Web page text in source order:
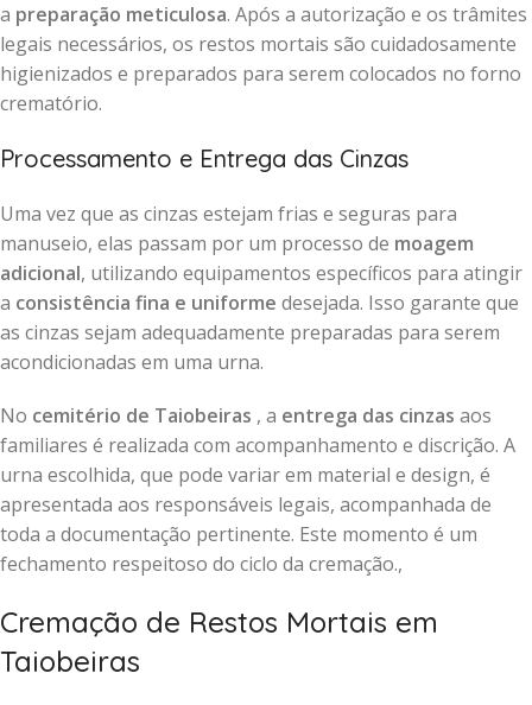
a preparação meticulosa. Após a autorização e os trâmites
legais necessários, os restos mortais são cuidadosamente
higienizados e preparados para serem colocados no forno
crematório.
Processamento e Entrega das Cinzas
Uma vez que as cinzas estejam frias e seguras para
manuseio, elas passam por um processo de moagem
adicional, utilizando equipamentos específicos para atingir
a consistência fina e uniforme desejada. Isso garante que
as cinzas sejam adequadamente preparadas para serem
acondicionadas em uma urna.
No cemitério de Taiobeiras , a entrega das cinzas aos
familiares é realizada com acompanhamento e discrição. A
urna escolhida, que pode variar em material e design, é
apresentada aos responsáveis legais, acompanhada de
toda a documentação pertinente. Este momento é um
fechamento respeitoso do ciclo da cremação.,
Cremação de Restos Mortais em
Taiobeiras